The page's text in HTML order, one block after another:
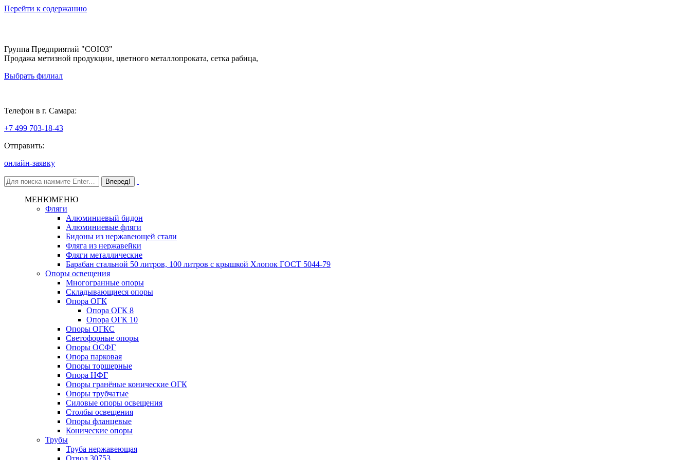
Перейти к содержанию
Группа Предприятий "СОЮЗ"
Продажа метизной продукции, цветного металлопроката, сетка рабица,
Выбрать филиал
Телефон в г. Самара:
+7 499 703-18-43
Отправить:
онлайн-заявку
МЕНЮМЕНЮ
Фляги
Алюминиевый бидон
Алюминиевые фляги
Бидоны из нержавеющей стали
Фляга из нержавейки
Фляги металлические
Барабан стальной 50 литров, 100 литров с крышкой Хлопок ГОСТ 5044-79
Опоры освещения
Многогранные опоры
Складывающиеся опоры
Опора ОГК
Опора ОГК 8
Опора ОГК 10
Опоры ОГКС
Светофорные опоры
Опоры ОСФГ
Опора парковая
Опоры торшерные
Опора НФГ
Опоры гранёные конические ОГК
Опоры трубчатые
Силовые опоры освещения
Столбы освещения
Опоры фланцевые
Конические опоры
Трубы
Труба нержавеющая
Отвод 30753